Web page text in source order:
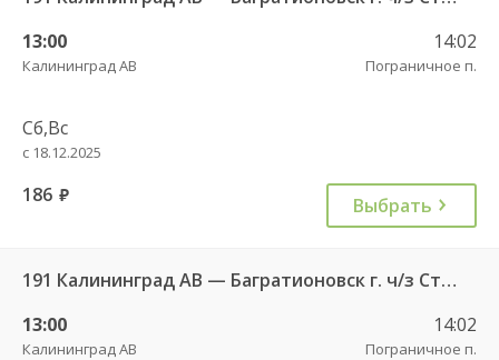
13:00
Калининград АВ
14:02
Пограничное п.
Сб,Вс
с 18.12.2025
186 руб. Выбрать
191 Калининград АВ — Багратионовск г. ч/з Стрельня п., Долгоруково п.
13:00
Калининград АВ
14:02
Пограничное п.